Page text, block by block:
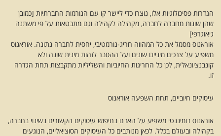
הגדרות פסיכולוגיות אלו, נוצרו כדי ליישר קו עם הנורמות החברתיות [כמובן
שהן שונות מחברה לחברה, מקהילה לקהילה וגם מתבטאות על פי משתנה
גיאוגרפי]
אוראנוס מסמל את כל המהווה חריג-נורמטיבי, יחסית לחברה נתונה. אוראנוס
משפיע על צרכים מיניים שונים ועל ההסבר לזהות מינית שונה ולא
קונבנציונאלית, לכן כל החריגות החיוביות והשליליות מתקבצות תחת הגדרה
זו.
עיסוקים חיוביים, תחת השפעה אוראנוס
אוראנוס דומיננטי משפיע על האדם בחיפוש עיסוקים הקשורים בשינוי בחברה,
בקהילה ובעולם בכלל. לכאן מנותבים כל העיסוקים הסוציאליים, הנוגעים